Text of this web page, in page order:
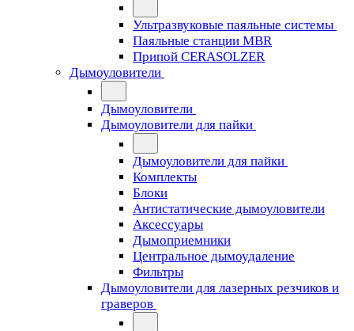
Ультразвуковые паяльные системы
Паяльные станции MBR
Припой CERASOLZER
Дымоуловители
Дымоуловители
Дымоуловители для пайки
Дымоуловители для пайки
Комплекты
Блоки
Антистатические дымоуловители
Аксессуары
Дымоприемники
Центральное дымоудаление
Фильтры
Дымоуловители для лазерных резчиков и
граверов